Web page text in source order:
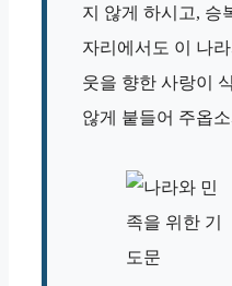
지 않게 하시고, 승
자리에서도 이 나라
웃을 향한 사랑이
않게 붙들어 주옵